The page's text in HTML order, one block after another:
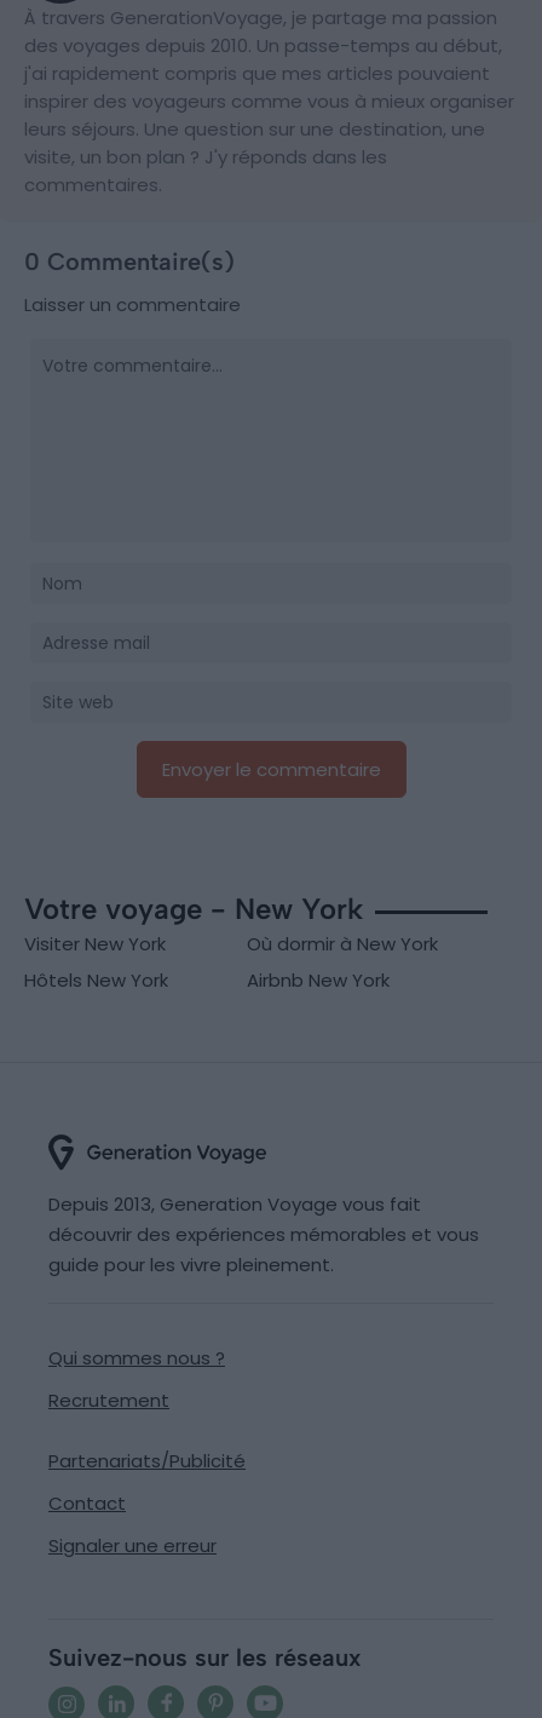
À travers GenerationVoyage, je partage ma passion
des voyages depuis 2010. Un passe-temps au début,
j'ai rapidement compris que mes articles pouvaient
inspirer des voyageurs comme vous à mieux organiser
leurs séjours. Une question sur une destination, une
visite, un bon plan ? J'y réponds dans les
commentaires.
0 Commentaire(s)
Laisser un commentaire
Votre voyage - New York
Visiter New York
Où dormir à New York
Hôtels New York
Airbnb New York
Depuis 2013, Generation Voyage vous fait
découvrir des expériences mémorables et vous
guide pour les vivre pleinement.
Qui sommes nous ?
Recrutement
Partenariats/Publicité
Contact
Signaler une erreur
Suivez-nous sur les réseaux